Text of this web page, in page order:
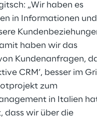
„Wir haben es
in Informationen und
haben wir das
Kundenanfragen,
CRM‘, besser im
zum
in Italien
dass wir über die